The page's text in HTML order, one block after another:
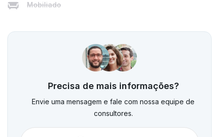
Mobiliado
Precisa de mais informações?
Envie uma mensagem e fale com nossa equipe de
consultores.